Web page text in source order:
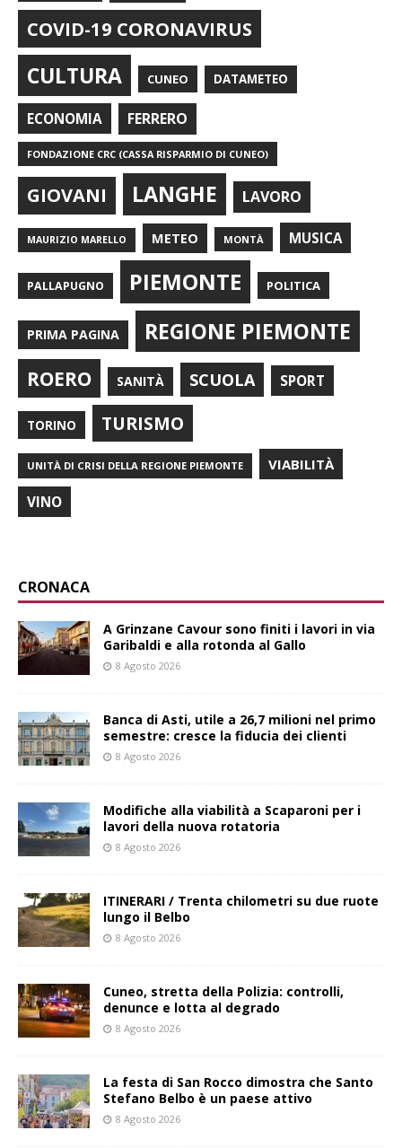
COVID-19 CORONAVIRUS
CULTURA CUNEO DATAMETEO
ECONOMIA FERRERO
FONDAZIONE CRC (CASSA RISPARMIO DI CUNEO)
GIOVANI LANGHE LAVORO
MAURIZIO MARELLO METEO MONTÀ MUSICA
PALLAPUGNO PIEMONTE POLITICA
PRIMA PAGINA REGIONE PIEMONTE
ROERO SANITÀ SCUOLA SPORT
TORINO TURISMO
UNITÀ DI CRISI DELLA REGIONE PIEMONTE VIABILITÀ
VINO
CRONACA
A Grinzane Cavour sono finiti i lavori in via
Garibaldi e alla rotonda al Gallo
8 Agosto 2026
Banca di Asti, utile a 26,7 milioni nel primo
semestre: cresce la fiducia dei clienti
8 Agosto 2026
Modifiche alla viabilità a Scaparoni per i
lavori della nuova rotatoria
8 Agosto 2026
ITINERARI / Trenta chilometri su due ruote
lungo il Belbo
8 Agosto 2026
Cuneo, stretta della Polizia: controlli,
denunce e lotta al degrado
8 Agosto 2026
La festa di San Rocco dimostra che Santo
Stefano Belbo è un paese attivo
8 Agosto 2026